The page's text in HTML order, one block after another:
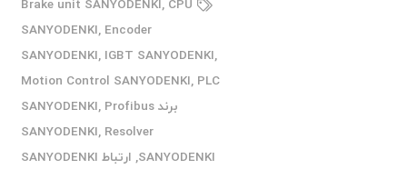
Brake unit SANYODENKI, CPU
SANYODENKI, Encoder
SANYODENKI, IGBT SANYODENKI,
Motion Control SANYODENKI, PLC
برند SANYODENKI
, Profibus
SANYODENKI, Resolver
SANYODENKI
,
ارتباط SANYODENKI